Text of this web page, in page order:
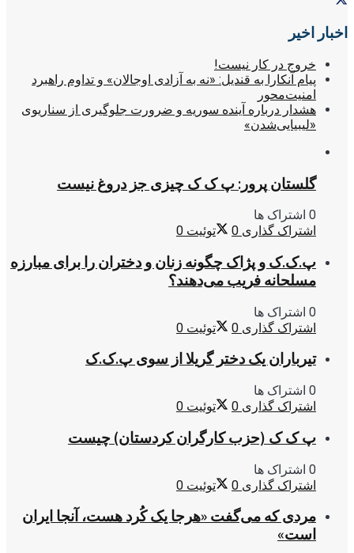
اخبار اخیر
خروج در کار نیست!
پیام آنکارا به قندیل: «نه به آزادی اوجالان» و تداوم راهبرد
امنیت‌محور
هشدار درباره آینده سوریه و ضرورت جلوگیری از سناریوی
«لیبیایی‌شدن»
گلستان پرور: پ ک ک چیزی جز دروغ نیست
0 اشتراک ها
اشتراک گذاری 0 توئیت 0
پ.ک.ک و پژاک چگونه زنان و دختران را برای مبارزه
مسلحانه فریب می‌دهند؟
0 اشتراک ها
اشتراک گذاری 0 توئیت 0
تیرباران یک دختر گریلا از سوی پ.ک.ک
0 اشتراک ها
اشتراک گذاری 0 توئیت 0
پ ک ک (حزب کارگران کردستان) چیست
0 اشتراک ها
اشتراک گذاری 0 توئیت 0
مردی که می‌گفت «هرجا یک کُرد هست، آنجا ایران
است»